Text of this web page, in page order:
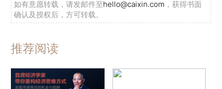
如有意愿转载，请发邮件至hello@caixin.com ，获得书面
确认及授权后，方可转载。
推荐阅读